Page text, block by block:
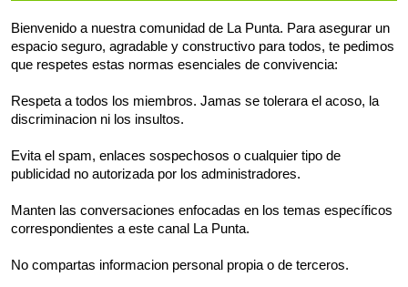
Bienvenido a nuestra comunidad de La Punta. Para asegurar un
espacio seguro, agradable y constructivo para todos, te pedimos
que respetes estas normas esenciales de convivencia:
Respeta a todos los miembros. Jamas se tolerara el acoso, la
discriminacion ni los insultos.
Evita el spam, enlaces sospechosos o cualquier tipo de
publicidad no autorizada por los administradores.
Manten las conversaciones enfocadas en los temas específicos
correspondientes a este canal La Punta.
No compartas informacion personal propia o de terceros.